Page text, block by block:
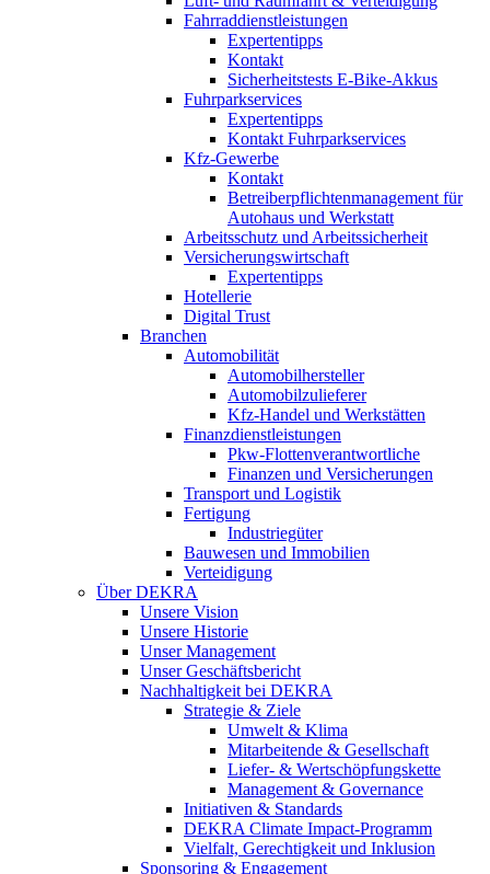
Fahrraddienstleistungen
Expertentipps
Kontakt
Sicherheitstests E-Bike-Akkus
Fuhrparkservices
Expertentipps
Kontakt Fuhrparkservices
Kfz-Gewerbe
Kontakt
Betreiberpflichtenmanagement für
Autohaus und Werkstatt
Arbeitsschutz und Arbeitssicherheit
Versicherungswirtschaft
Expertentipps
Hotellerie
Digital Trust
Branchen
Automobilität
Automobilhersteller
Automobilzulieferer
Kfz-Handel und Werkstätten
Finanzdienstleistungen
Pkw‑Flottenverantwortliche
Finanzen und Versicherungen
Transport und Logistik
Fertigung
Industriegüter
Bauwesen und Immobilien
Verteidigung
Über DEKRA
Unsere Vision
Unsere Historie
Unser Management
Unser Geschäftsbericht
Nachhaltigkeit bei DEKRA
Strategie & Ziele
Umwelt & Klima
Mitarbeitende & Gesellschaft
Liefer- & Wertschöpfungskette
Management & Governance
Initiativen & Standards
DEKRA Climate Impact-Programm
Vielfalt, Gerechtigkeit und Inklusion​
Sponsoring & Engagement